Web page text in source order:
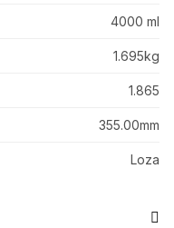
4000 ml
1.695kg
1.865
355.00mm
Loza